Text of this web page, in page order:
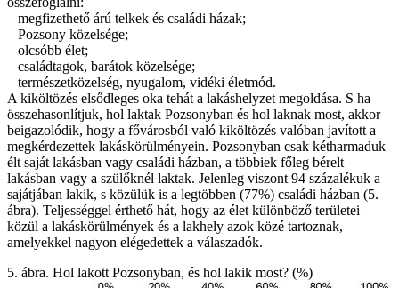
– megfizethető árú telkek és családi házak;
– Pozsony közelsége;
– olcsóbb élet;
– családtagok, barátok közelsége;
– természetközelség, nyugalom, vidéki életmód.
A kiköltözés elsődleges oka tehát a lakáshelyzet megoldása. S ha
összehasonlítjuk, hol laktak Pozsonyban és hol laknak most, akkor
beigazolódik, hogy a fővárosból való kiköltözés valóban javított a
megkérdezettek lakáskörülményein. Pozsonyban csak kétharmaduk
élt saját lakásban vagy családi házban, a többiek főleg bérelt
lakásban vagy a szülőknél laktak. Jelenleg viszont 94 százalékuk a
sajátjában lakik, s közülük is a legtöbben (77%) családi házban (5.
ábra). Teljességgel érthető hát, hogy az élet különböző területei
közül a lakáskörülmények és a lakhely azok közé tartoznak,
amelyekkel nagyon elégedettek a válaszadók.
5. ábra. Hol lakott Pozsonyban, és hol lakik most? (%)